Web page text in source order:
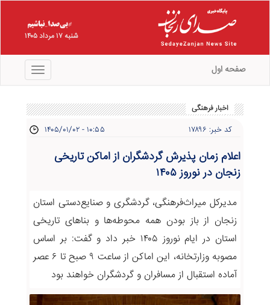
شنبه ۱۷ مرداد ۱۴۰۵
منو صفحه اول
اخبار فرهنگی
کد خبر: ۱۷۸۹۶ ۱۴۰۵/۰۱/۰۲ - ۱۰:۵۵
اعلام زمان پذیرش گردشگران از اماکن تاریخی
زنجان در نوروز ۱۴۰۵
مدیرکل میراث‌فرهنگی، گردشگری و صنایع‌دستی استان
زنجان از باز بودن همه محوطه‌ها و بناهای تاریخی
استان در ایام نوروز ۱۴۰۵ خبر داد و گفت: بر اساس
مصوبه وزارتخانه، این اماکن از ساعت ۹ صبح تا ۶ عصر
آماده استقبال از مسافران و گردشگران خواهند بود